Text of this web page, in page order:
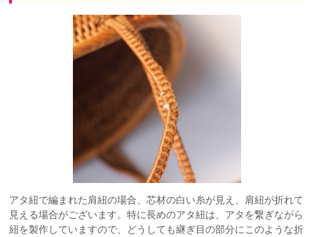
アタ紐で編まれた肩紐の場合、芯材の白い糸が見え、肩紐が折れて
見える場合がございます。特に長めのアタ紐は、アタを繋ぎながら
紐を製作していますので、どうしても継ぎ目の部分にこのような折